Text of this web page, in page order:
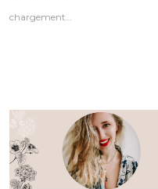
chargement…